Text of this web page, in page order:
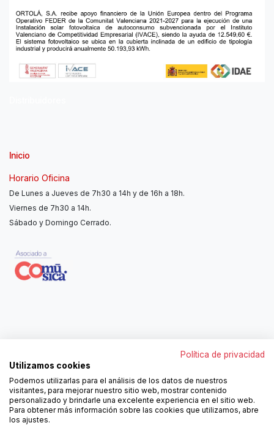
Inicio
Horario Oficina
De Lunes a Jueves de 7h30 a 14h y de 16h a 18h.
Viernes de 7h30 a 14h.
Sábado y Domingo Cerrado.
962250313
ortola@ortola-sa.es
Av. d'Albaida, s/n
46840 La Pobla del Duc (Valencia)
¡Síguenos!
Política de privacidad
Utilizamos cookies
Podemos utilizarlas para el análisis de los datos de nuestros
visitantes, para mejorar nuestro sitio web, mostrar contenido
personalizado y brindarle una excelente experiencia en el sitio web.
Para obtener más información sobre las cookies que utilizamos, abre
los ajustes.